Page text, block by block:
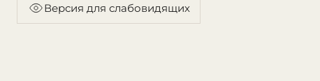
Версия для слабовидящих